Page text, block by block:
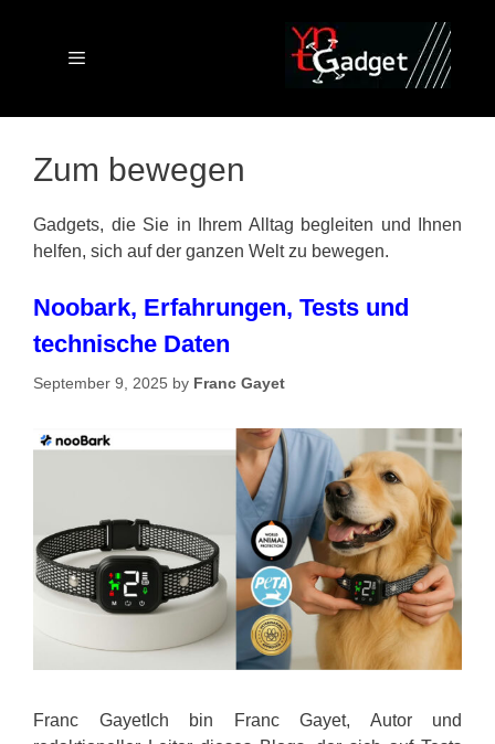
Menu
Zum bewegen
Gadgets, die Sie in Ihrem Alltag begleiten und Ihnen
helfen, sich auf der ganzen Welt zu bewegen.
Noobark, Erfahrungen, Tests und
technische Daten
September 9, 2025 by Franc Gayet
Franc GayetIch bin Franc Gayet, Autor und